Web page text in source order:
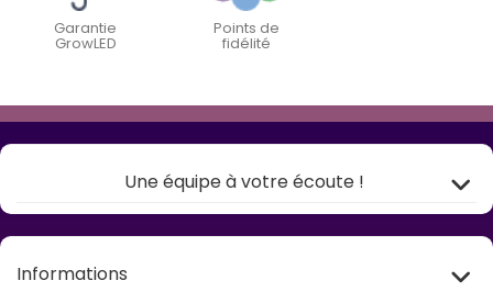
Garantie
GrowLED
Points de
fidélité
Une équipe à votre écoute !
Informations